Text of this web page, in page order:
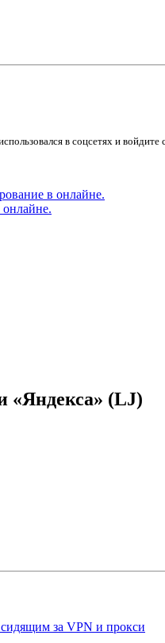
в соцсетях и войдите
«Яндекса» (LJ)
за VPN и прокси